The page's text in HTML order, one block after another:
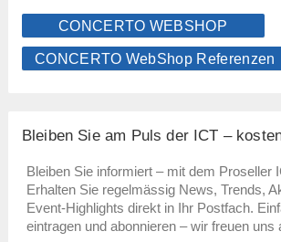
CONCERTO WEBSHOP
CONCERTO WebShop Referenzen
Bleiben Sie am Puls der ICT –
Bleiben Sie informiert – mit dem Proseller
Erhalten Sie regelmässig News, Trends,
Event-Highlights direkt in Ihr Postfach.
eintragen und abonnieren – wir freuen uns